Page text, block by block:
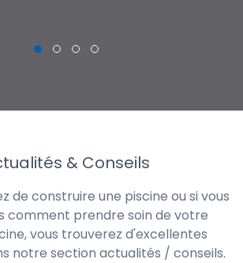
& Conseils
de construire une piscine ou si vous
comment prendre soin de votre
vous trouverez d'excellentes
notre section actualités / conseils.